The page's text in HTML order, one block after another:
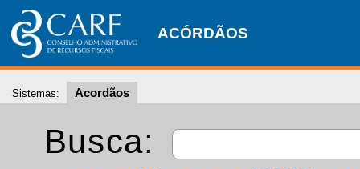
ACÓRDÃOS
Sistemas: Acordãos
Busca: